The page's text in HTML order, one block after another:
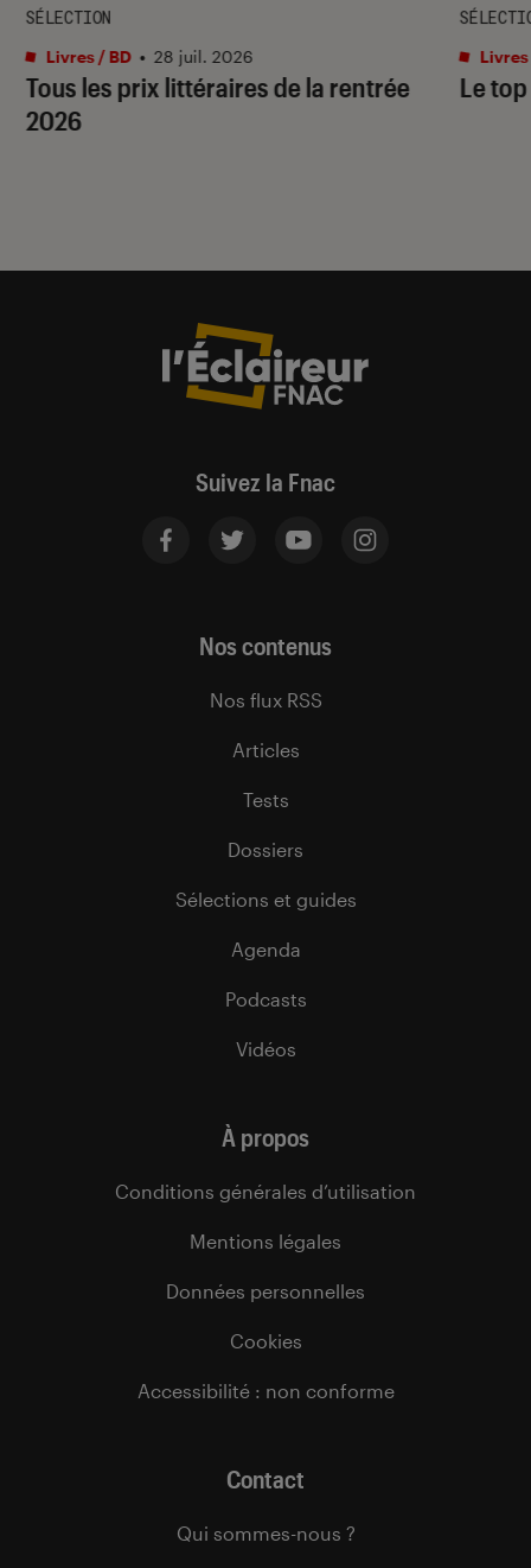
Tous les prix littéraires de la rentrée
2026
SÉLECTION
Livres / BD • 28 juil. 2026
Le
Livres
Suivez la Fnac
Nos contenus
Nos flux RSS
Articles
Tests
Dossiers
Sélections et guides
Agenda
Podcasts
Vidéos
À propos
Conditions générales d’utilisation
Mentions légales
Données personnelles
Cookies
Accessibilité : non conforme
Contact
Qui sommes-nous ?